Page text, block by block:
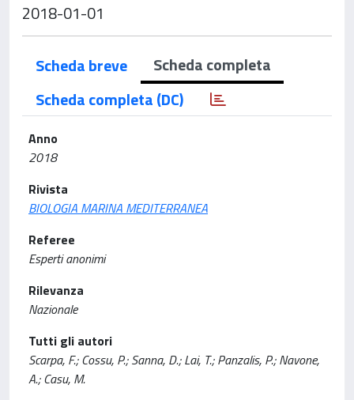
2018-01-01
Scheda breve
Scheda completa
Scheda completa (DC)
Anno
2018
Rivista
BIOLOGIA MARINA MEDITERRANEA
Referee
Esperti anonimi
Rilevanza
Nazionale
Tutti gli autori
Scarpa, F.; Cossu, P.; Sanna, D.; Lai, T.; Panzalis, P.; Navone,
A.; Casu, M.